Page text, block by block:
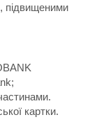
підвищеними
картки.